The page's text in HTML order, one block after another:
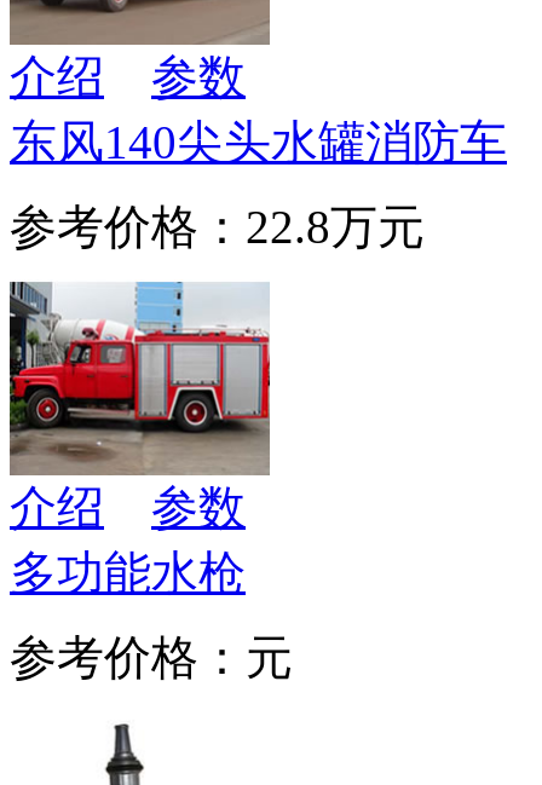
介绍
参数
东风140尖头水罐消防车
参考价格：22.8万元
介绍
参数
多功能水枪
参考价格：元